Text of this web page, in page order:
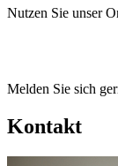
Nutzen Sie unser
Melden Sie sich
Kontakt